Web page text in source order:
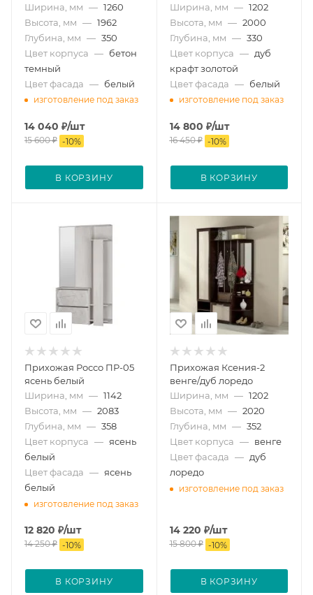
Ширина, мм — 1260
Высота, мм — 1962
Глубина, мм — 350
Цвет корпуса — бетон
темный
Цвет фасада — белый
изготовление под заказ
14 040 ₽/шт
15 600₽ -10%
В КОРЗИНУ
Ширина, мм — 1202
Высота, мм — 2000
Глубина, мм — 330
Цвет корпуса — дуб
крафт золотой
Цвет фасада — белый
изготовление под заказ
14 800 ₽/шт
16 450₽ -10%
В КОРЗИНУ
Прихожая Россо ПР-05
ясень белый
Ширина, мм — 1142
Высота, мм — 2083
Глубина, мм — 358
Цвет корпуса — ясень
белый
Цвет фасада — ясень
белый
изготовление под заказ
12 820 ₽/шт
14 250₽ -10%
В КОРЗИНУ
Прихожая Ксения-2
венге/дуб лоредо
Ширина, мм — 1202
Высота, мм — 2020
Глубина, мм — 352
Цвет корпуса — венге
Цвет фасада — дуб
лоредо
изготовление под заказ
14 220 ₽/шт
15 800₽ -10%
В КОРЗИНУ